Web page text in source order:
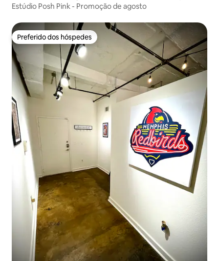
Estúdio Posh Pink - Promoção de agosto
Preferido dos hóspedes
Preferido dos hóspedes